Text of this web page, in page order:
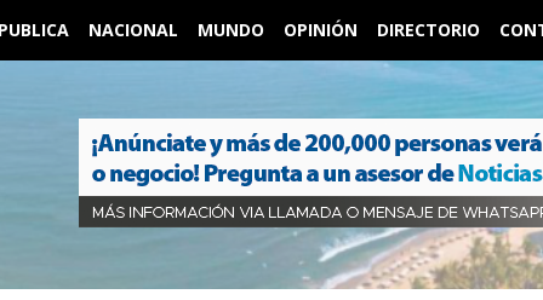
NACIONAL MUNDO OPINIÓN DIRECTORIO